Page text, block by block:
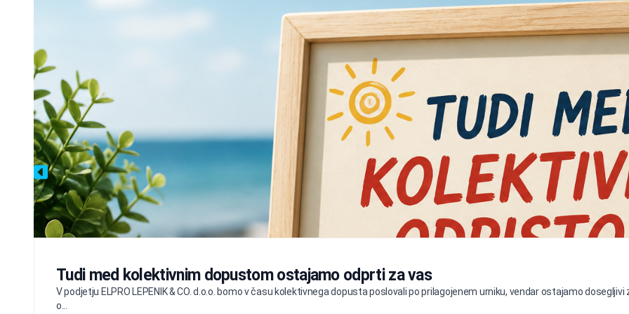
Tudi med kolektivnim dopustom ostajamo odprti za vas
V podjetju ELPRO LEPENIK & CO. d.o.o. bomo v času kolektivnega dopusta poslovali po prilagojenem urniku, vendar ostajamo
o...